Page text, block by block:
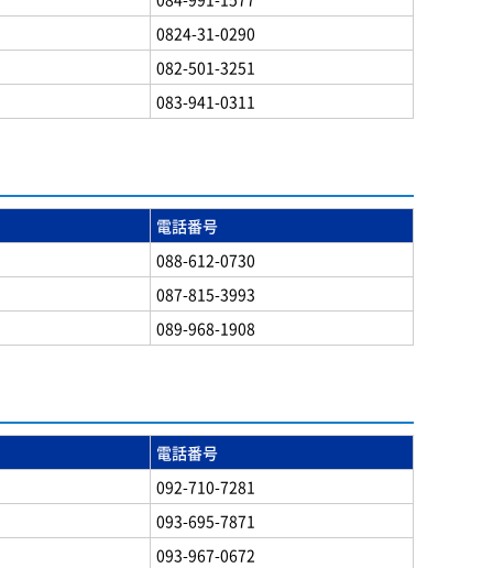
0824-31-0290
082-501-3251
083-941-0311
電話番号
088-612-0730
087-815-3993
089-968-1908
電話番号
092-710-7281
093-695-7871
093-967-0672